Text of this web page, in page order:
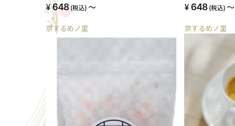
648(税込) ～
京するめノ里
648(税込) ～
京するめノ里